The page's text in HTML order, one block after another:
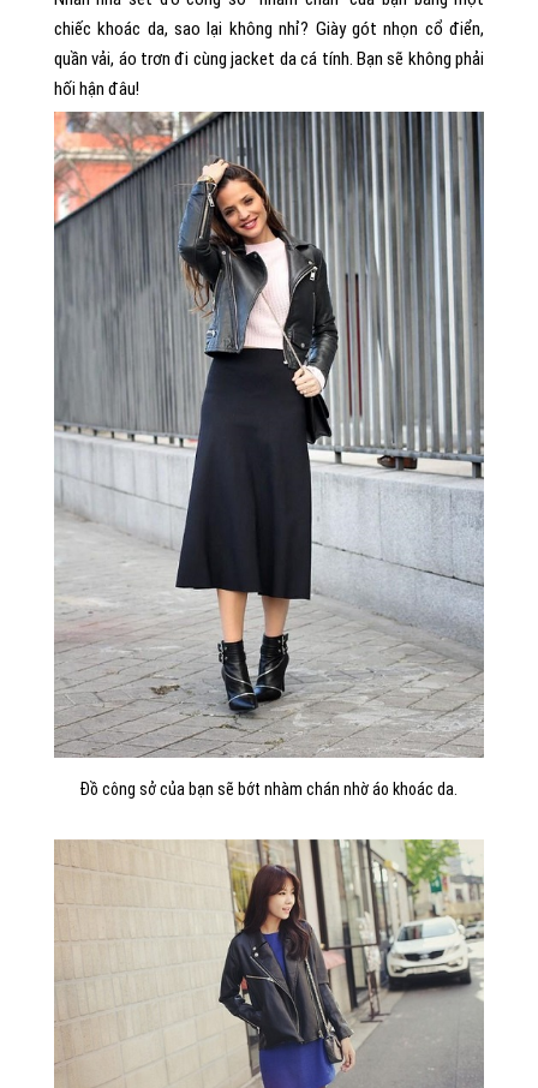
chiếc khoác da, sao lại không nhỉ? Giày gót nhọn cổ điển,
quần vải, áo trơn đi cùng jacket da cá tính. Bạn sẽ không phải
hối hận đâu!
Đồ công sở của bạn sẽ bớt nhàm chán nhờ áo khoác da.